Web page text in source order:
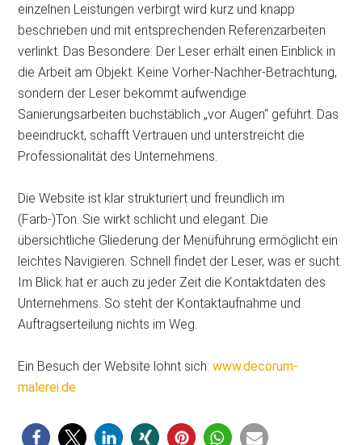
einzelnen Leistungen verbirgt wird kurz und knapp
beschrieben und mit entsprechenden Referenzarbeiten
verlinkt. Das Besondere: Der Leser erhält einen Einblick in
die Arbeit am Objekt. Keine Vorher-Nachher-Betrachtung,
sondern der Leser bekommt aufwendige
Sanierungsarbeiten buchstäblich „vor Augen“ geführt. Das
beeindruckt, schafft Vertrauen und unterstreicht die
Professionalität des Unternehmens.
Die Website ist klar strukturiert und freundlich im
(Farb-)Ton. Sie wirkt schlicht und elegant. Die
übersichtliche Gliederung der Menüführung ermöglicht ein
leichtes Navigieren. Schnell findet der Leser, was er sucht.
Im Blick hat er auch zu jeder Zeit die Kontaktdaten des
Unternehmens. So steht der Kontaktaufnahme und
Auftragserteilung nichts im Weg.
Ein Besuch der Website lohnt sich:www.decorum-
malerei.de